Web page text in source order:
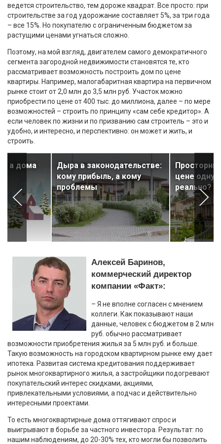
ведется строительство, тем дороже квадрат. Все просто: при
строительстве за год удорожание составляет 5%, за три года
– все 15%. Но покупателю с ограниченным бюджетом за
растущими ценами угнаться сложно.
Поэтому, на мой взгляд, двигателем самого демократичного
сегмента загородной недвижимости становятся те, кто
рассматривает возможность построить дом по цене
квартиры. Например, малогабаритная квартира на первичном
рынке стоит от 2,0 млн до 3,5 млн руб. Участок можно
приобрести по цене от 400 тыс. до миллиона, далее – по мере
возможностей – строить по принципу «сам себе кредитор». А
если человек по жизни и по призванию сам строитель – это и
удобно, и интересно, и перспективно: он может и жить, и
строить.
а дома
Дыра в законодательстве:
кому прибыль, а кому
проблемы
цене
реально?
Алексей Баринов,
коммерческий директор
компании «Факт»:
– Я не вполне согласен с мнением
коллеги. Как показывают наши
данные, человек с бюджетом в 2 млн
руб. обычно рассматривает
возможности приобретения жилья за 5 млн руб. и больше.
Такую возможность на городском квартирном рынке ему дает
ипотека. Развитая система кредитования поддерживает
рынок многоквартирного жилья, а застройщики подогревают
покупательский интерес скидками, акциями,
привлекательными условиями, а подчас и действительно
интересными проектами.
То есть многоквартирные дома оттягивают спрос и
выигрывают в борьбе за частного инвестора. Результат: по
нашим наблюдениям, до 20-30% тех, кто могли бы позволить